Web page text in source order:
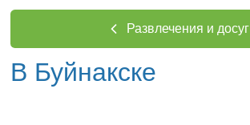
Развлечения и досуг
В Буйнакске